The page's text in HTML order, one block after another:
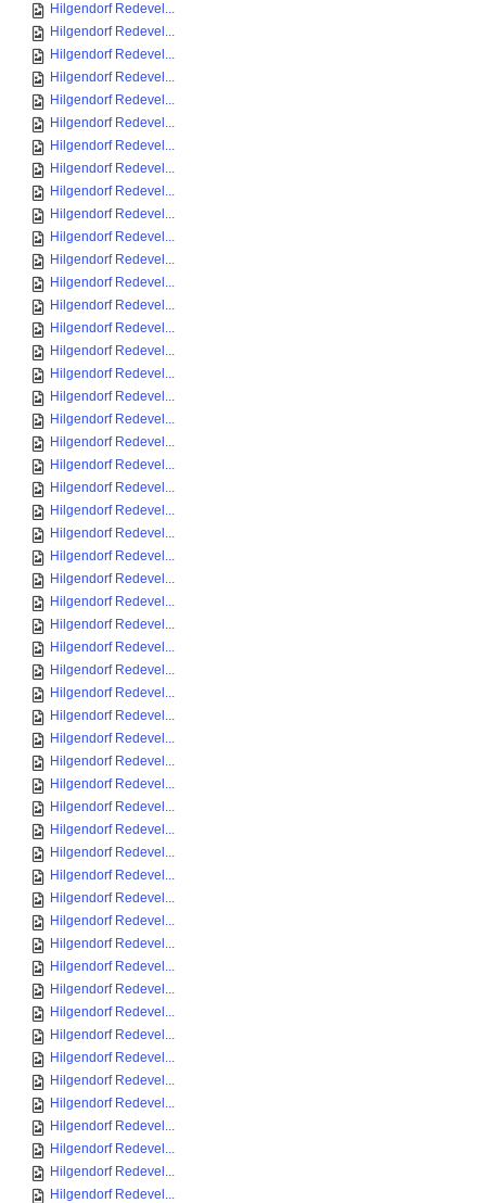
Hilgendorf Redevel...
Hilgendorf Redevel...
Hilgendorf Redevel...
Hilgendorf Redevel...
Hilgendorf Redevel...
Hilgendorf Redevel...
Hilgendorf Redevel...
Hilgendorf Redevel...
Hilgendorf Redevel...
Hilgendorf Redevel...
Hilgendorf Redevel...
Hilgendorf Redevel...
Hilgendorf Redevel...
Hilgendorf Redevel...
Hilgendorf Redevel...
Hilgendorf Redevel...
Hilgendorf Redevel...
Hilgendorf Redevel...
Hilgendorf Redevel...
Hilgendorf Redevel...
Hilgendorf Redevel...
Hilgendorf Redevel...
Hilgendorf Redevel...
Hilgendorf Redevel...
Hilgendorf Redevel...
Hilgendorf Redevel...
Hilgendorf Redevel...
Hilgendorf Redevel...
Hilgendorf Redevel...
Hilgendorf Redevel...
Hilgendorf Redevel...
Hilgendorf Redevel...
Hilgendorf Redevel...
Hilgendorf Redevel...
Hilgendorf Redevel...
Hilgendorf Redevel...
Hilgendorf Redevel...
Hilgendorf Redevel...
Hilgendorf Redevel...
Hilgendorf Redevel...
Hilgendorf Redevel...
Hilgendorf Redevel...
Hilgendorf Redevel...
Hilgendorf Redevel...
Hilgendorf Redevel...
Hilgendorf Redevel...
Hilgendorf Redevel...
Hilgendorf Redevel...
Hilgendorf Redevel...
Hilgendorf Redevel...
Hilgendorf Redevel...
Hilgendorf Redevel...
Hilgendorf Redevel...